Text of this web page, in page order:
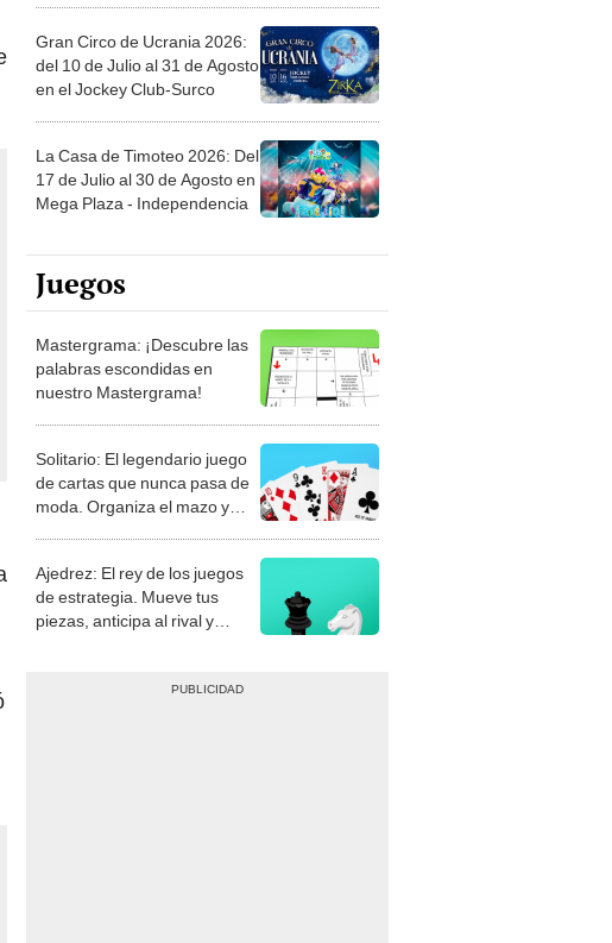
Gran Circo de Ucrania 2026:
del 10 de Julio al 31 de Agosto
en el Jockey Club-Surco
La Casa de Timoteo 2026: Del
17 de Julio al 30 de Agosto en
Mega Plaza - Independencia
Juegos
Mastergrama: ¡Descubre las
palabras escondidas en
nuestro Mastergrama!
Solitario: El legendario juego
de cartas que nunca pasa de
moda. Organiza el mazo y
demuestra tu habilidad.
Ajedrez: El rey de los juegos
de estrategia. Mueve tus
piezas, anticipa al rival y
consigue el jaque mate.